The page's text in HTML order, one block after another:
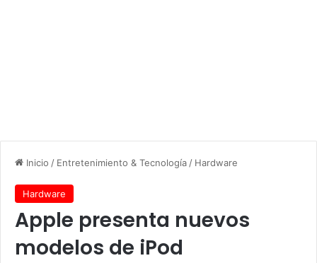
Inicio / Entretenimiento & Tecnología / Hardware
Hardware
Apple presenta nuevos
modelos de iPod